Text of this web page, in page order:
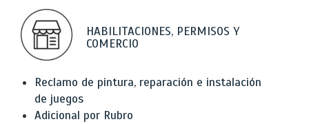
HABILITACIONES, PERMISOS Y
COMERCIO
Reclamo de pintura, reparación e instalación
de juegos
Adicional por Rubro